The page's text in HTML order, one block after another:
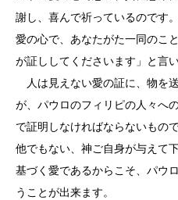
謝し、喜んで祈っているのです
愛の心で、あなたがた一同のこ
が証ししてくださいます」と言い
人は見えない愛の証に、物を
が、パウロのフィリピの人々へ
で証明しなければならないもの
他でもない、神ご自身が与えて
基づく愛であるからこそ、パウ
うことが出来ます。